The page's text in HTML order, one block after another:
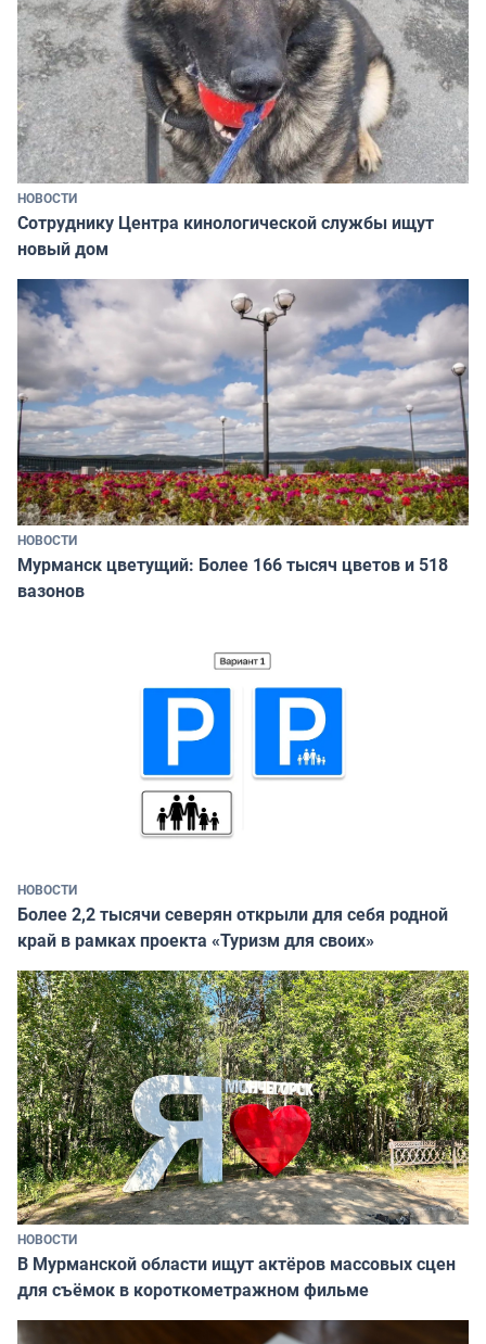
НОВОСТИ
Сотруднику Центра кинологической службы ищут
новый дом
НОВОСТИ
Мурманск цветущий: Более 166 тысяч цветов и 518
вазонов
НОВОСТИ
Более 2,2 тысячи северян открыли для себя родной
край в рамках проекта «Туризм для своих»
НОВОСТИ
В Мурманской области ищут актёров массовых сцен
для съёмок в короткометражном фильме